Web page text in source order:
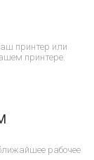
принтер или
принтере.
рабочее